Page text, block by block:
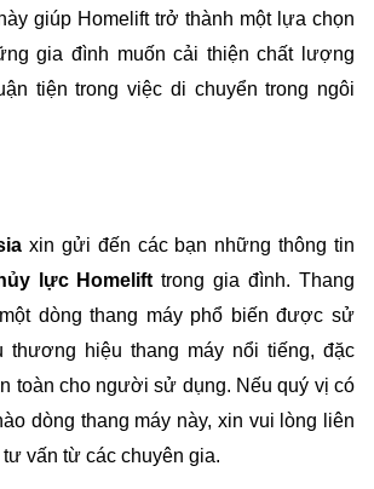
giúp Homelift trở thành một lựa chọn
gia đình muốn cải thiện chất lượng
tiện trong việc di chuyển trong ngôi
xin gửi đến các bạn những thông tin
lực Homelift trong gia đình. Thang
dòng thang máy phổ biến được sử
thương hiệu thang máy nổi tiếng, đặc
toàn cho người sử dụng. Nếu quý vị có
dòng thang máy này, xin vui lòng liên
vấn từ các chuyên gia.